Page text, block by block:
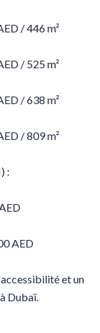
/ 446 m²
/ 525 m²
/ 638 m²
/ 809 m²
:
AED
et un
Dubaï.